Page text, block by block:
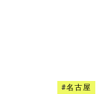
#名古屋